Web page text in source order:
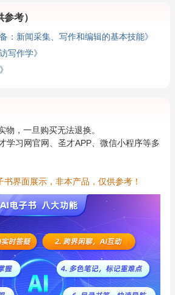
考）
：新闻采集、写作和编辑的基本技能》
写作学》
物，一旦购买无法退换。
学习网官网、圣才APP、微信小程序等多
书界面展示，非本产品，仅供参考！